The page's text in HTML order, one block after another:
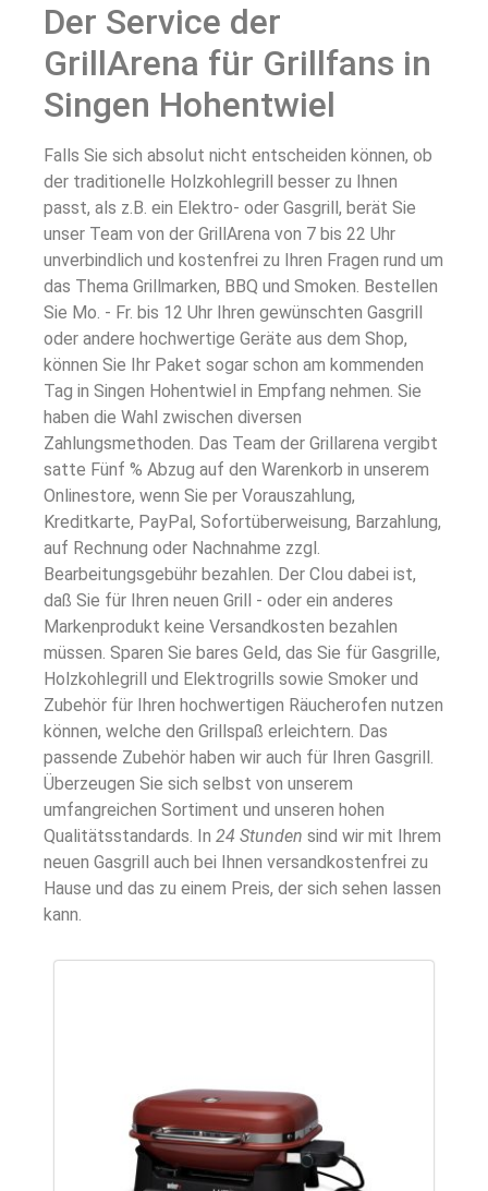
Der Service der
GrillArena für Grillfans in
Singen Hohentwiel
Falls Sie sich absolut nicht entscheiden können, ob
der traditionelle Holzkohlegrill besser zu Ihnen
passt, als z.B. ein Elektro- oder Gasgrill, berät Sie
unser Team von der GrillArena von 7 bis 22 Uhr
unverbindlich und kostenfrei zu Ihren Fragen rund um
das Thema Grillmarken, BBQ und Smoken. Bestellen
Sie Mo. - Fr. bis 12 Uhr Ihren gewünschten Gasgrill
oder andere hochwertige Geräte aus dem Shop,
können Sie Ihr Paket sogar schon am kommenden
Tag in Singen Hohentwiel in Empfang nehmen. Sie
haben die Wahl zwischen diversen
Zahlungsmethoden. Das Team der Grillarena vergibt
satte Fünf % Abzug auf den Warenkorb in unserem
Onlinestore, wenn Sie per Vorauszahlung,
Kreditkarte, PayPal, Sofortüberweisung, Barzahlung,
auf Rechnung oder Nachnahme zzgl.
Bearbeitungsgebühr bezahlen. Der Clou dabei ist,
daß Sie für Ihren neuen Grill - oder ein anderes
Markenprodukt keine Versandkosten bezahlen
müssen. Sparen Sie bares Geld, das Sie für Gasgrille,
Holzkohlegrill und Elektrogrills sowie Smoker und
Zubehör für Ihren hochwertigen Räucherofen nutzen
können, welche den Grillspaß erleichtern. Das
passende Zubehör haben wir auch für Ihren Gasgrill.
Überzeugen Sie sich selbst von unserem
umfangreichen Sortiment und unseren hohen
Qualitätsstandards. In 24 Stunden sind wir mit Ihrem
neuen Gasgrill auch bei Ihnen versandkostenfrei zu
Hause und das zu einem Preis, der sich sehen lassen
kann.